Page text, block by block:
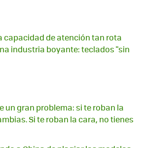
capacidad de atención tan rota
industria boyante: teclados "sin
un gran problema: si te roban la
Si te roban la cara, no tienes